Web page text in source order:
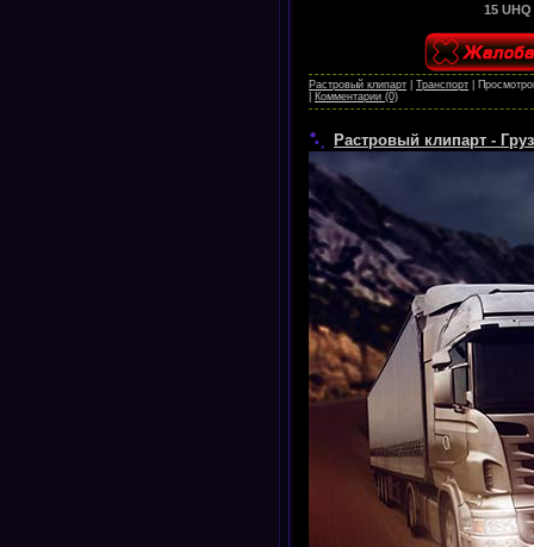
15
Растровый клипарт Транспорт
Комментарии (0)
Растровый клипарт -